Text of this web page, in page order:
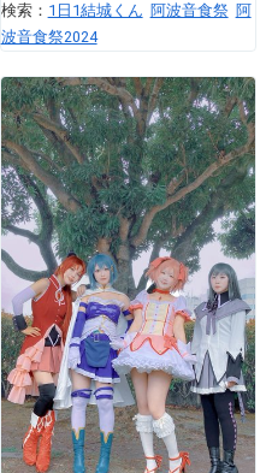
検索： 1日1結城くん 阿波音食祭 阿
波音食祭2024